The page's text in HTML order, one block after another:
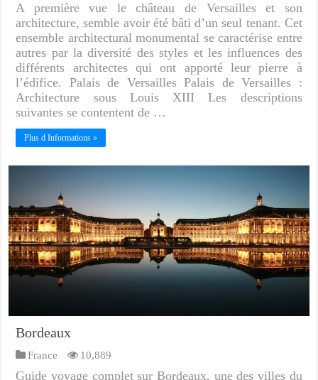
A première vue le château de Versailles et son
architecture, semble avoir été bâti d’un seul tenant. Cet
ensemble architectural monumental se caractérise entre
autres par la diversité des styles et les influences des
différents architectes qui ont apporté leur pierre à
l’édifice. Palais de Versailles Palais de Versailles :
Architecture sous Louis XIII Les descriptions
suivantes se contentent de …
Plus d Informations »
Bordeaux
France 10,889
Guide voyage complet sur Bordeaux, une des villes du